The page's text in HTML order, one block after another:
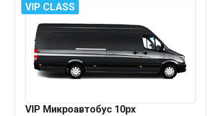
VIP CLASS
VIP Микроавтобус 10px